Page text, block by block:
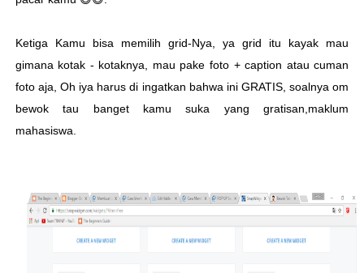
Ketiga Kamu bisa memilih grid-Nya, ya grid itu kayak mau
gimana kotak - kotaknya, mau pake foto + caption atau cuman
foto aja, Oh iya harus di ingatkan bahwa ini GRATIS, soalnya om
bewok tau banget kamu suka yang gratisan,maklum
mahasiswa.